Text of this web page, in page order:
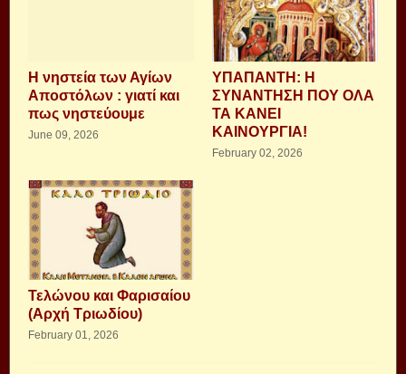
Η νηστεία των Αγίων
Αποστόλων : γιατί και
πως νηστεύουμε
June 09, 2026
ΥΠΑΠΑΝΤΗ: Η
ΣΥΝΑΝΤΗΣΗ ΠΟΥ ΟΛΑ
ΤΑ ΚΑΝΕΙ
ΚΑΙΝΟΥΡΓΙΑ!
February 02, 2026
Τελώνου και Φαρισαίου
(Αρχή Τριωδίου)
February 01, 2026